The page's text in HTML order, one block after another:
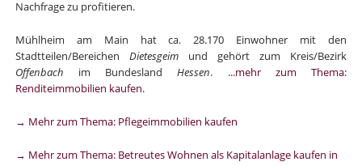
Nachfrage zu profitieren.
Mühlheim am Main hat ca. 28.170 Einwohner mit den
Stadtteilen/Bereichen Dietesgeimund gehört zum Kreis/Bezirk
Offenbach im BundeslandHessen. ...mehr zum Thema:
Renditeimmobilien kaufen.
→ Mehr zum Thema: Pflegeimmobilien kaufen
→ Mehr zum Thema: Betreutes Wohnen als Kapitalanlage kaufen in